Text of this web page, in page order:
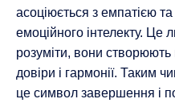
асоціюється з емпатією
емоційного інтелекту. Це
розуміти, вони
довіри і гармонії. Таким
це символ завершення і